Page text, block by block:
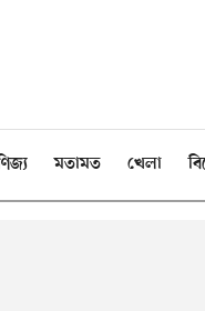
মতামত খেলা